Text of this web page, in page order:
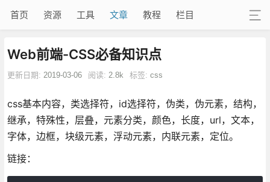
首页 资源 工具 文章 教程 栏目
Web前端-CSS必备知识点
更新日期: 2019-03-06 阅读: 2.8k 标签: css
css基本内容，类选择符，id选择符，伪类，伪元素，结构，
继承，特殊性，层叠，元素分类，颜色，长度，url，文本，
字体，边框，块级元素，浮动元素，内联元素，定位。
链接：